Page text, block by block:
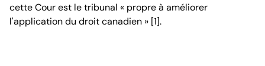
cette Cour est le tribunal « propre à améliorer
l'application du droit canadien » [1].